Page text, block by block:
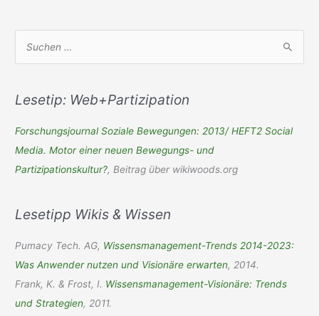
h
n
n
a
h
Lesetip: Web+Partizipation
Forschungsjournal Soziale Bewegungen: 2013/ HEFT2 Social
Media. Motor einer neuen Bewegungs- und
Partizipationskultur?, Beitrag über wikiwoods.org
Lesetipp Wikis & Wissen
Pumacy Tech. AG, Wissensmanagement-Trends 2014-2023:
Was Anwender nutzen und Visionäre erwarten, 2014.
Frank, K. & Frost, I. Wissensmanagement-Visionäre: Trends
und Strategien, 2011.